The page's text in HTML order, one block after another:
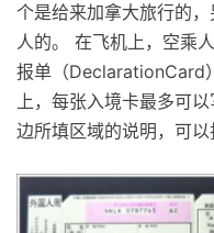
个是给来加拿大旅行的
人的。 在飞机上，空乘
报单（DeclarationCard
上，每张入境卡最多可
边所填区域的说明，可以